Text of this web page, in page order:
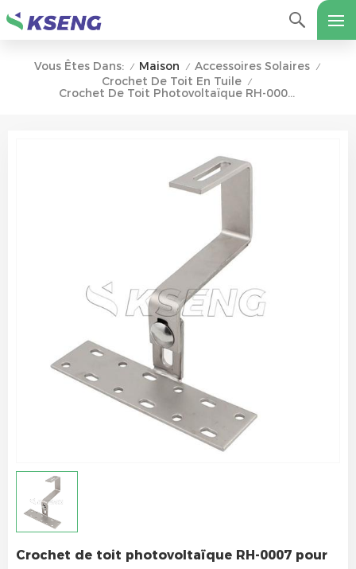
Vous Êtes Dans: / Maison / Accessoires Solaires /
Crochet De Toit En Tuile /
Crochet De Toit Photovoltaïque RH-0007 Pour Toit En Tuiles
Crochet de toit photovoltaïque RH-0007 pour